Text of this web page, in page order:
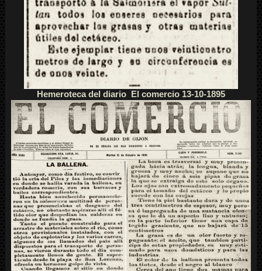
Hemeroteca del diario El comercio 13-10-1895